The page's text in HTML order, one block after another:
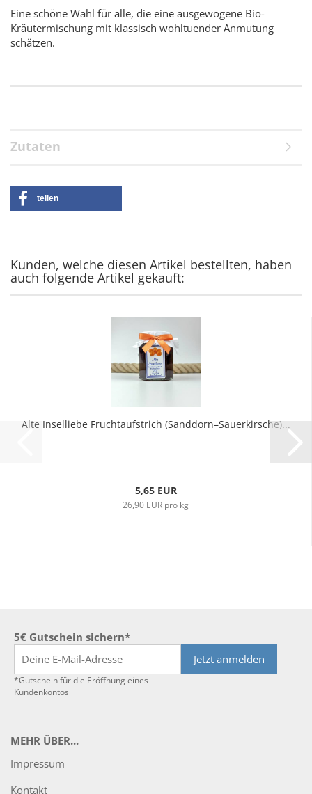
Eine schöne Wahl für alle, die eine ausgewogene Bio-
Kräutermischung mit klassisch wohltuender Anmutung
schätzen.
Zutaten
teilen
Kunden, welche diesen Artikel bestellten, haben
auch folgende Artikel gekauft:
Alte Inselliebe Fruchtaufstrich (Sanddorn–Sauerkirsche)...
5,65 EUR
26,90 EUR pro kg
5€ Gutschein sichern*
Jetzt anmelden
*Gutschein für die Eröffnung eines
Kundenkontos
MEHR ÜBER...
Impressum
Kontakt